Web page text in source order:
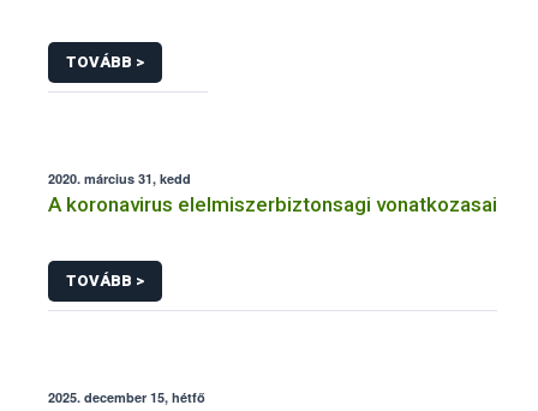
TOVÁBB >
2020. március 31, kedd
A koronavirus elelmiszerbiztonsagi vonatkozasai
TOVÁBB >
2025. december 15, hétfő